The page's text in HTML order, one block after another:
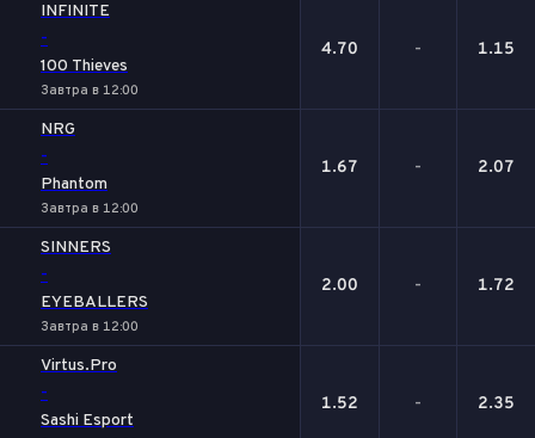
INFINITE
-
100 Thieves
Завтра в 12:00
4.70 - 1.15
NRG
-
Phantom
Завтра в 12:00
1.67 - 2.07
SINNERS
-
EYEBALLERS
Завтра в 12:00
2.00 - 1.72
Virtus.Pro
-
Sashi Esport
1.52 - 2.35